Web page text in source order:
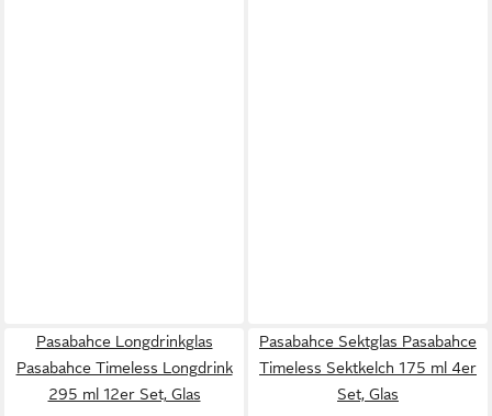
Pasabahce Longdrinkglas
Pasabahce Timeless Longdrink
295 ml 12er Set, Glas
Pasabahce Sektglas Pasabahce
Timeless Sektkelch 175 ml 4er
Set, Glas